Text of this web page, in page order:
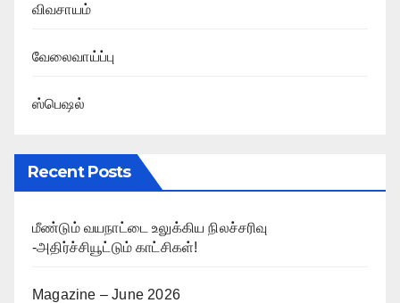
விவசாயம்
வேலைவாய்ப்பு
ஸ்பெஷல்
Recent Posts
மீண்டும் வயநாட்டை உலுக்கிய நிலச்சரிவு
-அதிர்ச்சியூட்டும் காட்சிகள்!
Magazine – June 2026